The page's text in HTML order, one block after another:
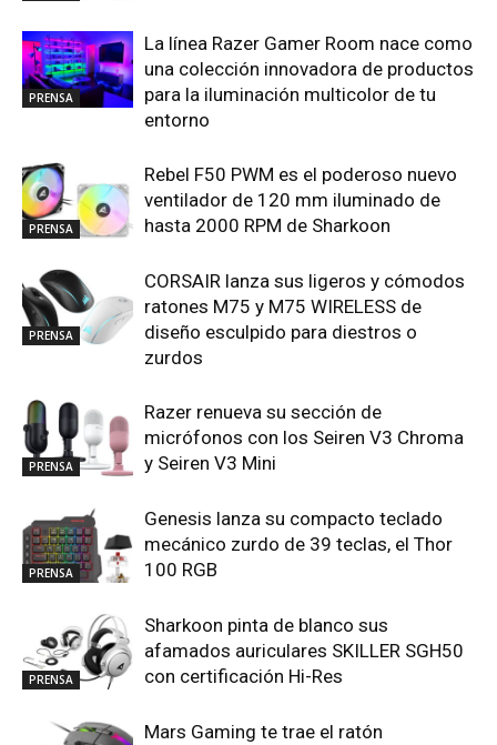
PRENSA
La línea Razer Gamer Room nace como
una colección innovadora de productos
para la iluminación multicolor de tu
entorno
PRENSA
Rebel F50 PWM es el poderoso nuevo
ventilador de 120 mm iluminado de
hasta 2000 RPM de Sharkoon
PRENSA
CORSAIR lanza sus ligeros y cómodos
ratones M75 y M75 WIRELESS de
diseño esculpido para diestros o
zurdos
PRENSA
Razer renueva su sección de
micrófonos con los Seiren V3 Chroma
y Seiren V3 Mini
PRENSA
Genesis lanza su compacto teclado
mecánico zurdo de 39 teclas, el Thor
100 RGB
PRENSA
Sharkoon pinta de blanco sus
afamados auriculares SKILLER SGH50
con certificación Hi-Res
Mars Gaming te trae el ratón